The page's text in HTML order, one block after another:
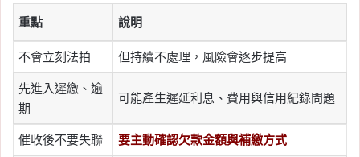
重點 說明
不會立刻法拍 但持續不處理，風險會逐步提高
先進入遲繳、逾
期
可能產生遲延利息、費用與信用紀錄問題
催收後不要失聯 要主動確認欠款金額與補繳方式